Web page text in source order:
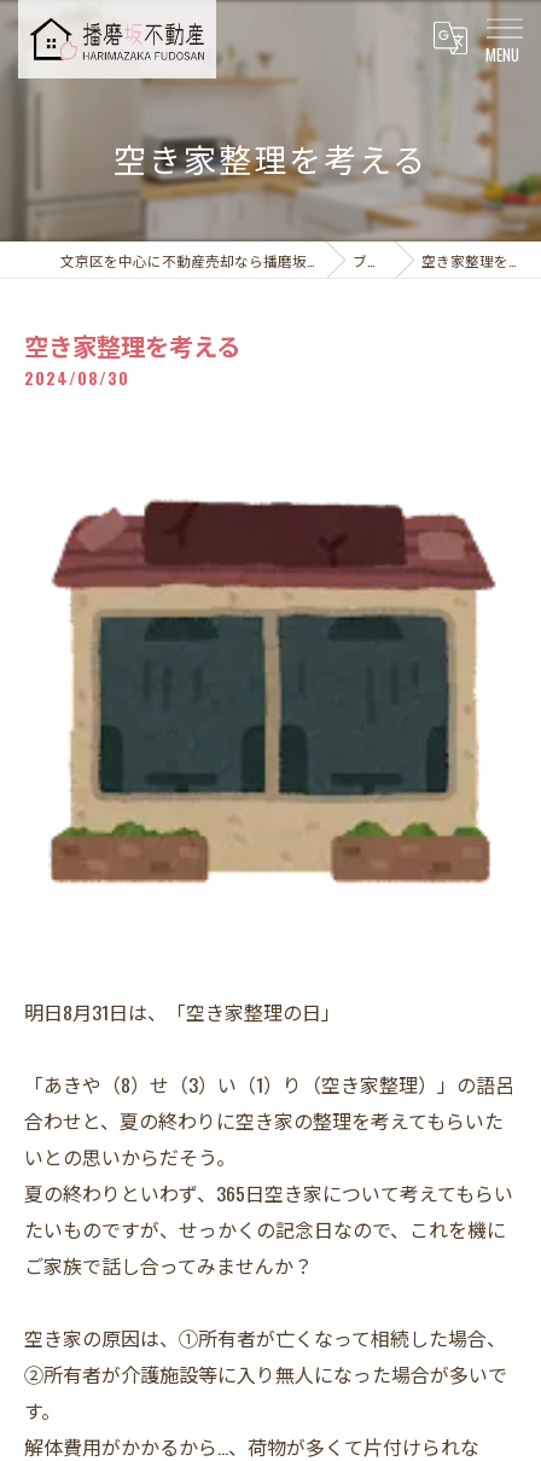
空き家整理を考える
ブログ 空き家整理を考える
空き家整理を考える
2024/08/30
明日8月31日は、「空き家整理の日」
「あきや（8）せ（3）い（1）り（空き家整理）」の語呂
合わせと、夏の終わりに空き家の整理を考えてもらいた
いとの思いからだそう。
夏の終わりといわず、365日空き家について考えてもらい
たいものですが、せっかくの記念日なので、これを機に
ご家族で話し合ってみませんか？
空き家の原因は、①所有者が亡くなって相続した場合、
②所有者が介護施設等に入り無人になった場合が多いで
す。
解体費用がかかるから…、荷物が多くて片付けられな